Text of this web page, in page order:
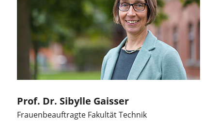
Prof. Dr. Sibylle Gaisser
Frauenbeauftragte Fakultät Technik